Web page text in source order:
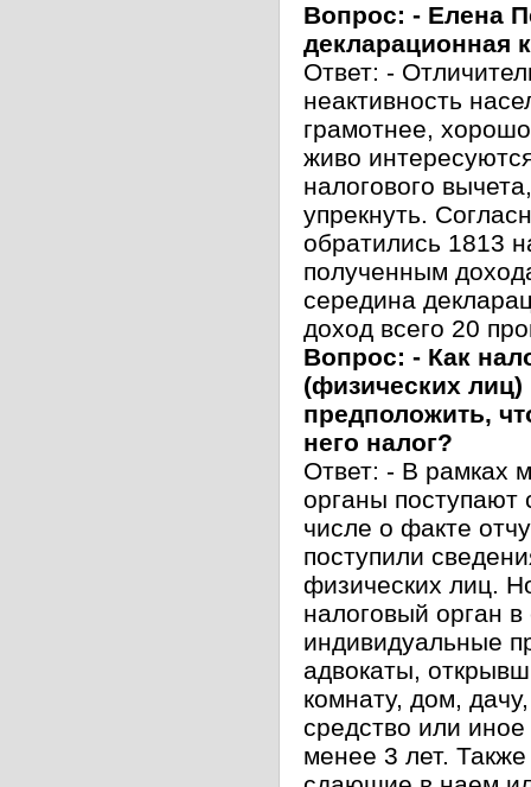
Вопрос: - Елена
декларационная
Ответ: -
неактивность
грамотнее,
живо
налогового
упрекнуть.
обратились 1813
полученным
середина
доход всего 20
Вопрос: - Как
(физических лиц)
предположить,
него налог?
Ответ: - В рамках
органы поступают
числе о факте
поступили
физических лиц.
налоговый орган
индивидуальные
адвокаты,
комнату, дом,
средство или
менее 3 лет.